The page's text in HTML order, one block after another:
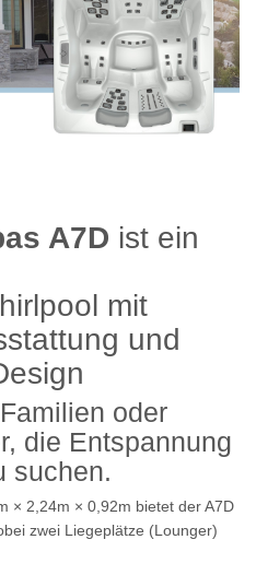
A7D ist ein
mit
und
oder
die Entspannung
suchen.
× 2,24m × 0,92m bietet der A7D
zwei Liegeplätze (Lounger)